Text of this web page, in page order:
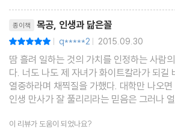
종이책 목공, 인생과 닮은꼴
| q*****2 | 2015.09.30
땀 흘려 일하는 것의 가치를 인정하는 사람
다. 너도 나도 제 자녀가 화이트칼라가 되길
열중하라며 채찍질을 가했다. 대학만 나오
인생 만사가 잘 풀리리라는 믿음은 그러나
야 말았다. IMF 즈음부터였을까, 어쩌면 그
조짐은 보였는지도 모른다. 버젓이 대학을
이 리뷰가 도움이 되었나요?